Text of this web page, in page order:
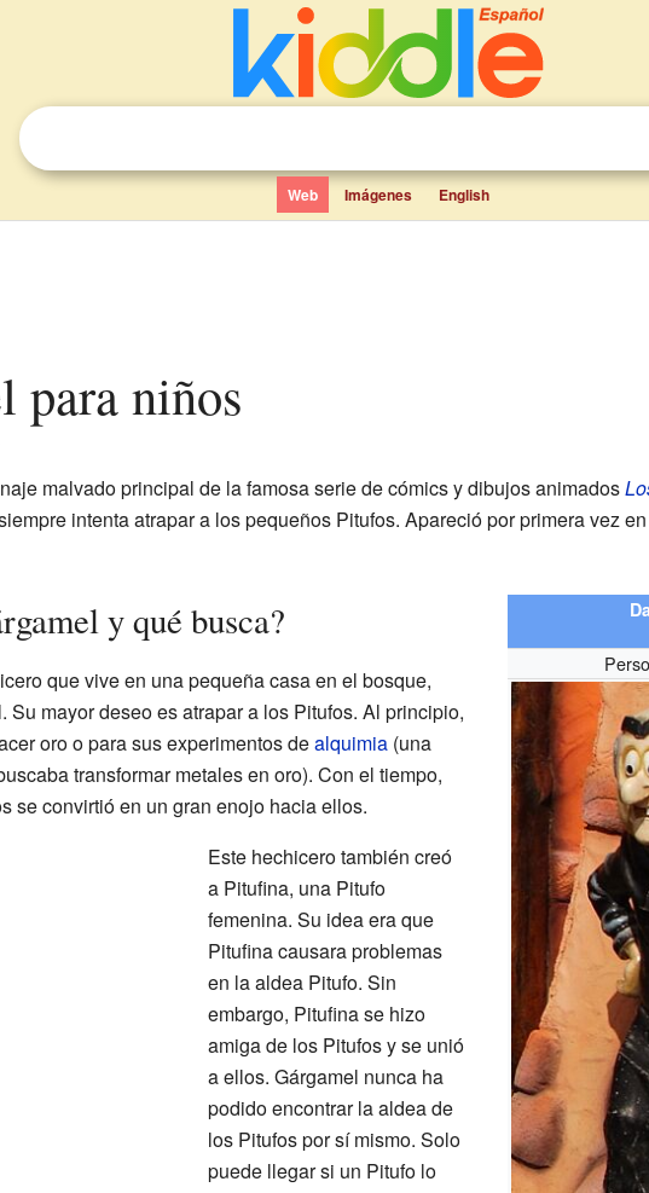
Web Imágenes English
para niños
malvado principal de la famosa serie de cómics y dibujos animados
intenta atrapar a los pequeños Pitufos. Apareció por primera vez
y qué busca?
que vive en una pequeña casa en el bosque,
Su mayor deseo es atrapar a los Pitufos. Al principio,
oro o para sus experimentos dealquimia(una
transformar metales en oro). Con el tiempo,
se convirtió en un gran enojo hacia ellos.
Este hechicero también creó
a Pitufina, una Pitufo
femenina. Su idea era que
Pitufina causara problemas
en la aldea Pitufo. Sin
embargo, Pitufina se hizo
amiga de los Pitufos y se unió
a ellos. Gárgamel nunca ha
podido encontrar la aldea de
los Pitufos por sí mismo. Solo
puede llegar si un Pitufo lo